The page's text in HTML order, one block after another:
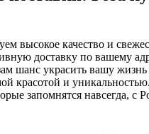
высокое качество и
доставку по вашему
шанс украсить вашу жизнь
красотой и
запомнятся навсегда, с